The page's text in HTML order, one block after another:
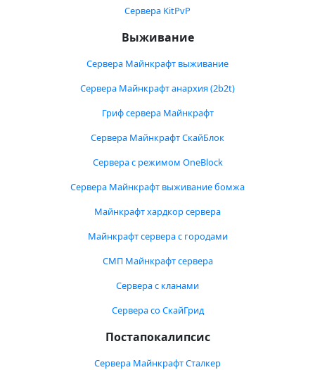
Сервера KitPvP
Выживание
Сервера Майнкрафт выживание
Сервера Майнкрафт анархия (2b2t)
Гриф сервера Майнкрафт
Сервера Майнкрафт СкайБлок
Сервера с режимом OneBlock
Сервера Майнкрафт выживание бомжа
Майнкрафт хардкор сервера
Майнкрафт сервера с городами
СМП Майнкрафт сервера
Сервера с кланами
Сервера со СкайГрид
Постапокалипсис
Сервера Майнкрафт Сталкер